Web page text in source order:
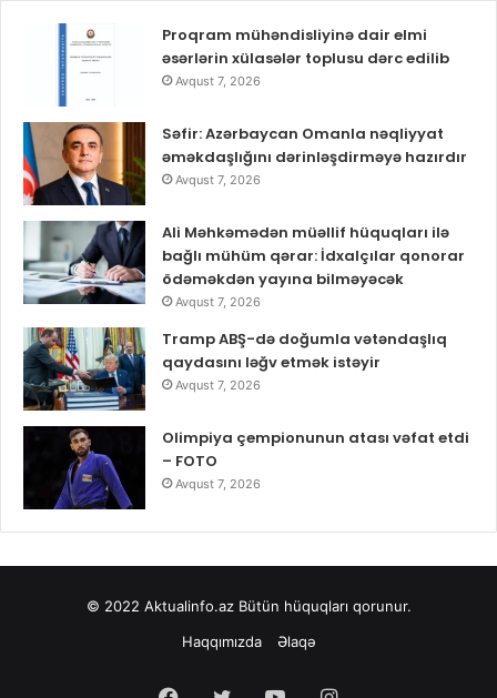
Proqram mühəndisliyinə dair elmi
əsərlərin xülasələr toplusu dərc edilib
Avqust 7, 2026
Səfir: Azərbaycan Omanla nəqliyyat
əməkdaşlığını dərinləşdirməyə hazırdır
Avqust 7, 2026
Ali Məhkəmədən müəllif hüquqları ilə
bağlı mühüm qərar: İdxalçılar qonorar
ödəməkdən yayına bilməyəcək
Avqust 7, 2026
Tramp ABŞ-də doğumla vətəndaşlıq
qaydasını ləğv etmək istəyir
Avqust 7, 2026
Olimpiya çempionunun atası vəfat etdi
– FOTO
Avqust 7, 2026
© 2022 Aktualinfo.azBütün hüquqları qorunur.
Haqqımızda
Əlaqə